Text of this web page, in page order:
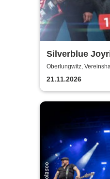
Silverblue
by Roxette
Oberlungwitz,
21.11.2026